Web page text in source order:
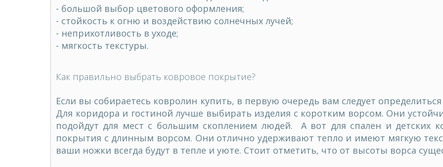
- большой выбор цветового оформления;
- стойкость к огню и воздействию солнечных лучей;
- неприхотливость в уходе;
- мягкость текстуры.
Как правильно выбрать ковровое покрытие?
Если вы собираетесь ковролин купить, в первую очередь вам следует
Для коридора и гостиной лучше выбирать изделия с коротким ворсом. Они
подойдут для мест с большим скоплением людей. А вот для спален и детских
покрытия с длинным ворсом. Они отлично удерживают тепло и имеют мягкую
ваши ножки всегда будут в тепле и уюте. Стоит отметить, что от высоты ворса